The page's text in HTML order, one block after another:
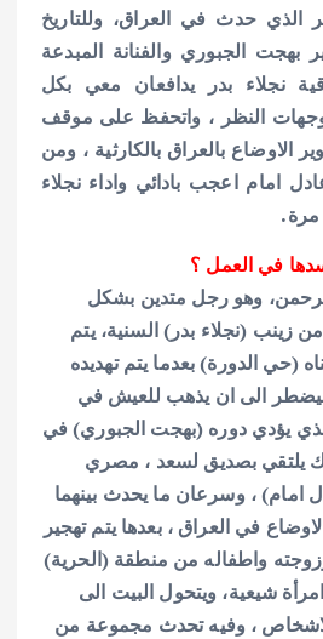
الذي حدث في العراق، وللتاريخ
بهجت الجبوري والفنانة المبدعة
نجلاء بدر يدافعان معي بكل
النظر ، واتحفظ على موقف
الاوضاع بالعراق بالكارثية ، ومن
امام اعجب بادائي واداء نجلاء
مرة.
في العمل ؟
وهو رجل متدين بشكل
(نجلاء بدر) السنية، يتم
(حي الدورة) بعدما يتم تهديده
الى ان يذهب للعيش في
يؤدي دوره (بهجت الجبوري) في
يلتقي بصديق لسعد ، مصري
امام) ، وسرعان ما يحدث بينهما
في العراق ، بعدها يتم تهجير
واطفاله من منطقة (الحرية)
شيعية، ويتحول البيت الى
، وفيه تحدث مجموعة من